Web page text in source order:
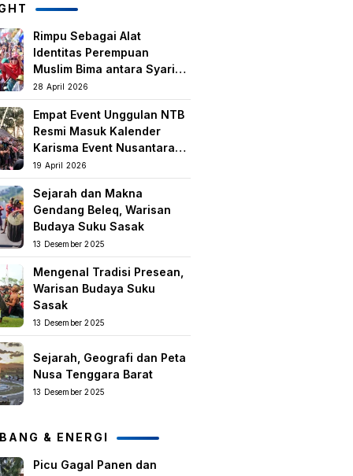
Rimpu Sebagai Alat
Identitas Perempuan
Muslim Bima antara Syariat,
Tradisi lokal, dan
Manifestasi Nilai-nilai
keislaman
28 April 2026
Empat Event Unggulan NTB
Resmi Masuk Kalender
Karisma Event Nusantara
(KEN) 2026
19 April 2026
Sejarah dan Makna
Gendang Beleq, Warisan
Budaya Suku Sasak
13 Desember 2025
Mengenal Tradisi Presean,
Warisan Budaya Suku
Sasak
13 Desember 2025
Sejarah, Geografi dan Peta
Nusa Tenggara Barat
13 Desember 2025
& ENERGI
Picu Gagal Panen dan